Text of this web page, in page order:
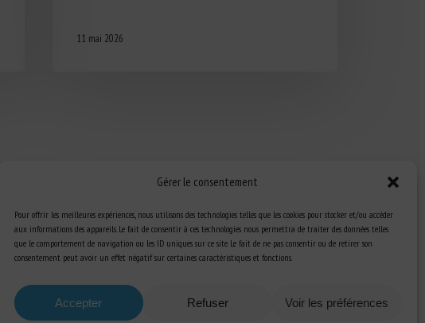
Gérer le consentement
Pour offrir les meilleures expériences, nous utilisons des technologies telles que les cookies pour stocker et/ou accéder
aux informations des appareils. Le fait de consentir à ces technologies nous permettra de traiter des données telles
que le comportement de navigation ou les ID uniques sur ce site. Le fait de ne pas consentir ou de retirer son
consentement peut avoir un effet négatif sur certaines caractéristiques et fonctions.
Accepter Refuser Voir les préférences
11 mai 2026
Ressources